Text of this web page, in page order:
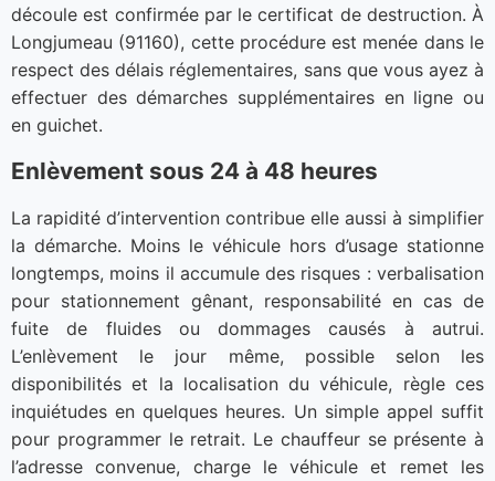
découle est confirmée par le certificat de destruction. À
Longjumeau (91160), cette procédure est menée dans le
respect des délais réglementaires, sans que vous ayez à
effectuer des démarches supplémentaires en ligne ou
en guichet.
Enlèvement sous 24 à 48 heures
La rapidité d’intervention contribue elle aussi à simplifier
la démarche. Moins le véhicule hors d’usage stationne
longtemps, moins il accumule des risques : verbalisation
pour stationnement gênant, responsabilité en cas de
fuite de fluides ou dommages causés à autrui.
L’enlèvement le jour même, possible selon les
disponibilités et la localisation du véhicule, règle ces
inquiétudes en quelques heures. Un simple appel suffit
pour programmer le retrait. Le chauffeur se présente à
l’adresse convenue, charge le véhicule et remet les